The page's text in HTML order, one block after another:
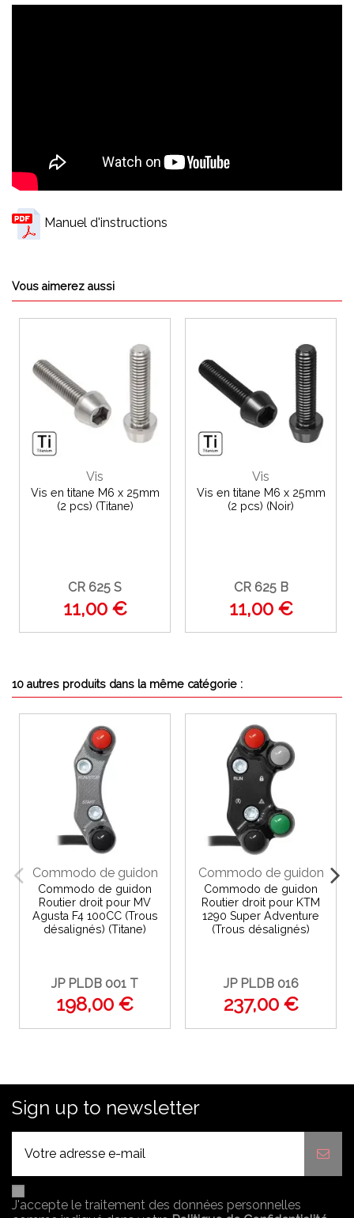
Manuel d'instructions
Vous aimerez aussi
Vis
Vis en titane M6 x 25mm
(2 pcs) (Titane)
CR 625 S
11,00 €
Vis
Vis en titane M6 x 25mm
(2 pcs) (Noir)
CR 625 B
11,00 €
10 autres produits dans la même catégorie :
Commodo de guidon
Commodo de guidon
Routier droit pour MV
Agusta F4 100CC (Trous
désalignés) (Titane)
JP PLDB 001 T
198,00 €
Commodo de guidon
Commodo de guidon
Routier droit pour KTM
1290 Super Adventure
(Trous désalignés)
JP PLDB 016
237,00 €
Sign up to newsletter
J'accepte le traitement des données personnelles